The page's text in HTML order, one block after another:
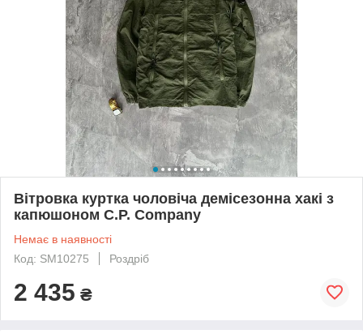
Вітровка куртка чоловіча демісезонна хакі з
капюшоном C.P. Company
Немає в наявності
Код: SM10275
Роздріб
2 435 ₴